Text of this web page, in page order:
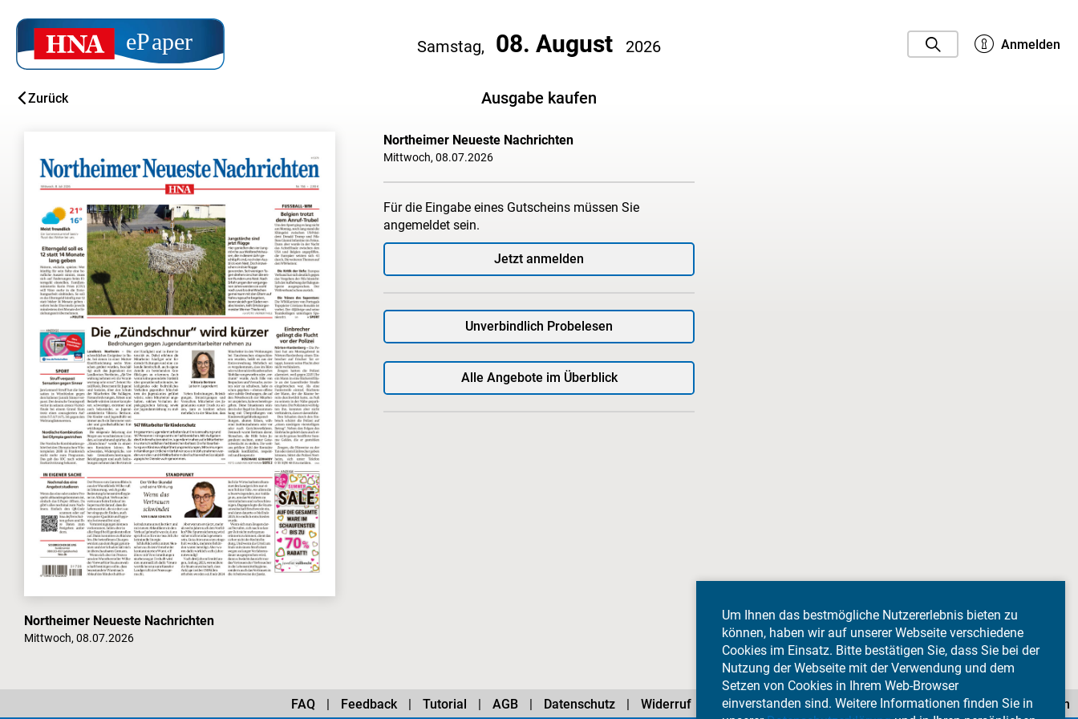
Samstag, 08. August 2026 Anmelden
Zurück Ausgabe kaufen
Northeimer Neueste Nachrichten
Mittwoch, 08.07.2026
Northeimer Neueste Nachrichten
Mittwoch, 08.07.2026
Für die Eingabe eines Gutscheins müssen Sie
angemeldet sein.
Jetzt anmelden
Unverbindlich Probelesen
Alle Angebote im Überblick
FAQ Feedback Tutorial AGB Datenschutz Widerruf Impressum Privatsphäre-Einstellungen
Um Ihnen das bestmögliche Nutzererlebnis bieten zu
können, haben wir auf unserer Webseite verschiedene
Cookies im Einsatz. Bitte bestätigen Sie, dass Sie bei der
Nutzung der Webseite mit der Verwendung und dem
Setzen von Cookies in Ihrem Web-Browser
einverstanden sind. Weitere Informationen finden Sie in